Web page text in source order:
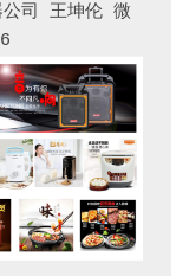
公司 王坤伦 微